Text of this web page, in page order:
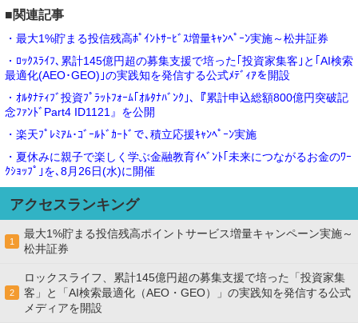
■関連記事
・最大1%貯まる投信残高ﾎﾟｲﾝﾄｻｰﾋﾞｽ増量ｷｬﾝﾍﾟｰﾝ実施～松井証券
・ﾛｯｸｽﾗｲﾌ､累計145億円超の募集支援で培った｢投資家集客｣と｢AI検索
最適化(AEO･GEO)｣の実践知を発信する公式ﾒﾃﾞｨｱを開設
・ｵﾙﾀﾅﾃｨﾌﾞ投資ﾌﾟﾗｯﾄﾌｫｰﾑ｢ｵﾙﾀﾅﾊﾞﾝｸ｣､『累計申込総額800億円突破記
念ﾌｧﾝﾄﾞPart4 ID1121』を公開
・楽天ﾌﾟﾚﾐｱﾑ･ｺﾞｰﾙﾄﾞｶｰﾄﾞで､積立応援ｷｬﾝﾍﾟｰﾝ実施
・夏休みに親子で楽しく学ぶ金融教育ｲﾍﾞﾝﾄ｢未来につながるお金のﾜｰ
ｸｼｮｯﾌﾟ｣を､8月26日(水)に開催
アクセスランキング
1
最大1%貯まる投信残高ポイントサービス増量キャンペーン実施～
松井証券
2
ロックスライフ、累計145億円超の募集支援で培った「投資家集
客」と「AI検索最適化（AEO・GEO）」の実践知を発信する公式
メディアを開設